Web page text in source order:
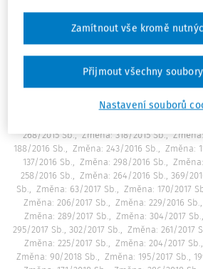
69/2013 Sb.
Změna: 50/2013 Sb. Změna:
185/2013 Sb.
Změna: 241/2013 Sb. Změna:
257/2013 Sb., 273/2013 Sb., 279/2013 Sb.,
Změna: 101/2014 Sb.
Změna: 170/2013 Sb.
Změna: 264/2014 Sb.
Změna: 458/2011 Sb.,
Změna: 81/2015 Sb., 103/2015
268/2015 Sb.
Změna: 318/2015 Sb.
188/2016 Sb.
Změna: 243/2016 Sb.
Změna:
137/2016 Sb.
Změna: 298/2016 Sb.
258/2016 Sb.
Změna: 264/2016 Sb., 369/
Sb.
Změna: 63/2017 Sb. Změna: 170/2017
Změna: 206/2017 Sb.
Změna: 229/2016 Sb.
Změna: 289/2017 Sb.
Změna: 304/2017 Sb.
295/2017 Sb., 302/2017 Sb.
Změna: 261/2017
Změna: 225/2017 Sb.
Změna: 204/2017 Sb.
Změna: 90/2018 Sb.
Změna: 195/2017 Sb.,
Nastavení souborů
Zamítnout vše kromě
Přijmout všechny